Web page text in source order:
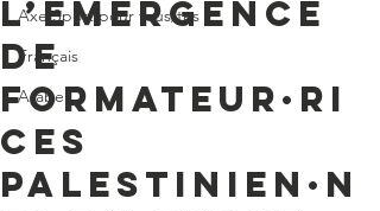
Axe Sport pour tous/tes
Français
Arabe
l’émergence
de
formateur·ri
ces
palestinien·n